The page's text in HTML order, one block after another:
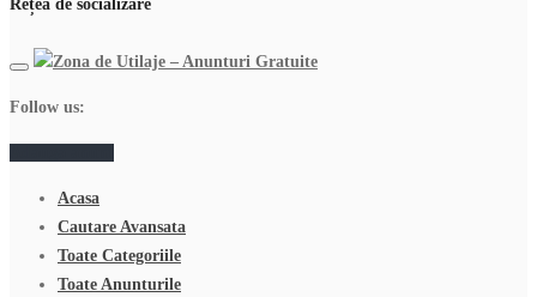
Rețea de socializare
Follow us:
Acasa
Cautare Avansata
Toate Categoriile
Toate Anunturile